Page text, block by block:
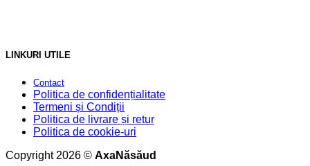
LINKURI UTILE
Contact
Politica de confidențialitate
Termeni și Condiții
Politica de livrare și retur
Politica de cookie-uri
Copyright 2026 © AxaNăsăud